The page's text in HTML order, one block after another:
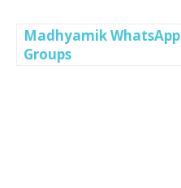
Madhyamik WhatsApp
Groups